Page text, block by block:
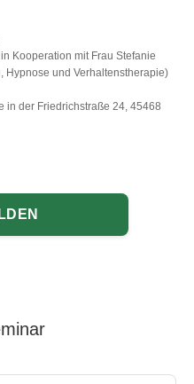
Kooperation mit Frau Stefanie
Hypnose und Verhaltenstherapie)
in der Friedrichstraße 24, 45468